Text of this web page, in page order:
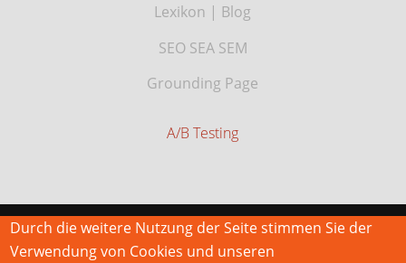
Lexikon | Blog
SEO SEA SEM
Grounding Page
A/B Testing
Durch die weitere Nutzung der Seite stimmen Sie der
Verwendung von Cookies und unseren